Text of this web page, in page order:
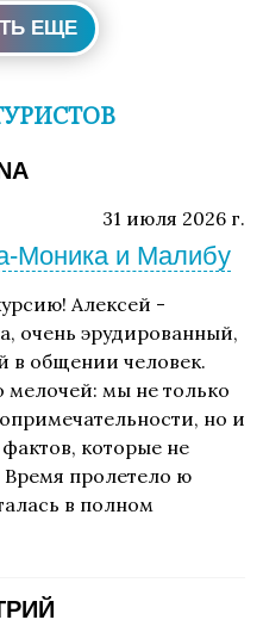
ЕЩЕ
31 июля 2026 г.
Моника и Малибу
Алексей -
очень эрудированный,
в общении человек.
мы не только
но и
которые не
Время пролетело ю
в полном